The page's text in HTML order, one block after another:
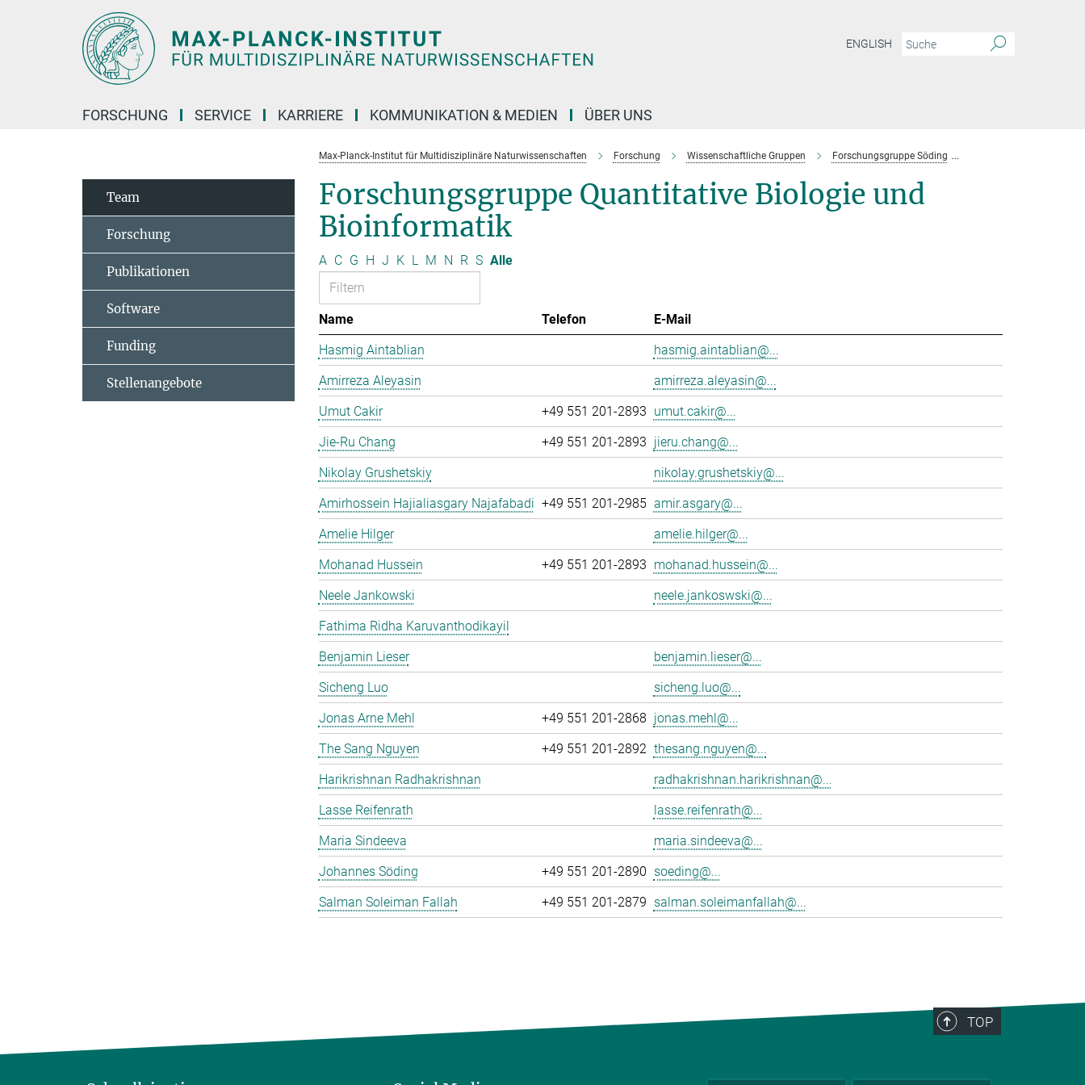
ENGLISH
FORSCHUNG SERVICE KARRIERE KOMMUNIKATION & MEDIEN ÜBER UNS
Max-Planck-Institut für Multidisziplinäre Naturwissenschaften Forschung Wissenschaftliche Gruppen Forschungsgruppe Söding
Forschungsgruppe Quantitative Biologie und
Bioinformatik
A C G H J K L M N R S Alle
Name Telefon
E-Mail
Hasmig Aintablian
hasmig.aintablian@...
Amirreza Aleyasin
amirreza.aleyasin@...
Umut Cakir
+49 551 201-2893 umut.cakir@...
Jie-Ru Chang
+49 551 201-2893 jieru.chang@...
Nikolay Grushetskiy
nikolay.grushetskiy@...
Amirhossein Hajialiasgary Najafabadi +49 551 201-2985 amir.asgary@...
Amelie Hilger
amelie.hilger@...
Mohanad Hussein
+49 551 201-2893 mohanad.hussein@...
Neele Jankowski
neele.jankoswski@...
Fathima Ridha Karuvanthodikayil
Benjamin Lieser
benjamin.lieser@...
Sicheng Luo
sicheng.luo@...
Jonas Arne Mehl
+49 551 201-2868 jonas.mehl@...
The Sang Nguyen
+49 551 201-2892 thesang.nguyen@...
Harikrishnan Radhakrishnan
radhakrishnan.harikrishnan@...
Lasse Reifenrath
lasse.reifenrath@...
Maria Sindeeva
maria.sindeeva@...
Johannes Söding
+49 551 201-2890 soeding@...
Salman Soleiman Fallah
+49 551 201-2879 salman.soleimanfallah@...
Team
Forschung
Publikationen
Software
Funding
Stellenangebote
TOP